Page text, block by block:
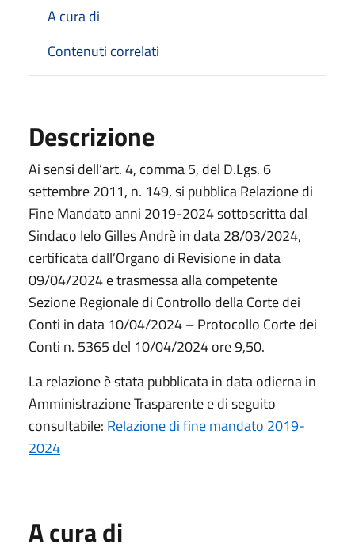
A cura di
Contenuti correlati
Descrizione
Ai sensi dell’art. 4, comma 5, del D.Lgs. 6
settembre 2011, n. 149, si pubblica Relazione di
Fine Mandato anni 2019-2024 sottoscritta dal
Sindaco Ielo Gilles Andrè in data 28/03/2024,
certificata dall’Organo di Revisione in data
09/04/2024 e trasmessa alla competente
Sezione Regionale di Controllo della Corte dei
Conti in data 10/04/2024 – Protocollo Corte dei
Conti n. 5365 del 10/04/2024 ore 9,50.
La relazione è stata pubblicata in data odierna in
Amministrazione Trasparente e di seguito
consultabile: Relazione di fine mandato 2019-
2024
A cura di